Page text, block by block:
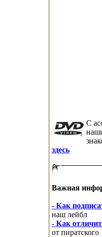
C
здесь
Важная
- Как
наш лейбл
- Как
от пиратского